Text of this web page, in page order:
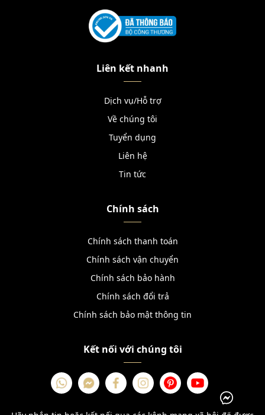
Liên kết nhanh
Dịch vụ/Hỗ trợ
Về chúng tôi
Tuyển dụng
Liên hệ
Tin tức
Chính sách
Chính sách thanh toán
Chính sách vận chuyển
Chính sách bảo hành
Chính sách đổi trả
Chính sách bảo mật thông tin
Kết nối với chúng tôi